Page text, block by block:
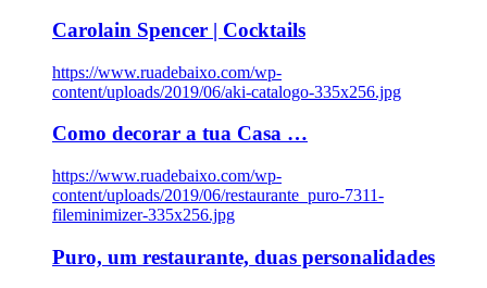
Carolain Spencer | Cocktails
https://www.ruadebaixo.com/wp-
content/uploads/2019/06/aki-catalogo-335x256.jpg
Como decorar a tua Casa …
https://www.ruadebaixo.com/wp-
content/uploads/2019/06/restaurante_puro-7311-
fileminimizer-335x256.jpg
Puro, um restaurante, duas personalidades